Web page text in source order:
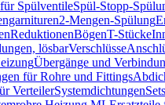
SpülventileSpül-Stopp-
2-Mengen-Spülung
ReduktionenBögenT-Stücke
lösbarVerschlüsse
Übergänge und
für Rohre und Fittings
VerteilerSystemdichtungen